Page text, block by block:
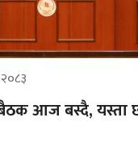
बैठक आज बस्दै, यस्ता